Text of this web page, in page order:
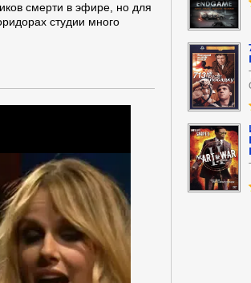
смерти в эфире, но для
студии много